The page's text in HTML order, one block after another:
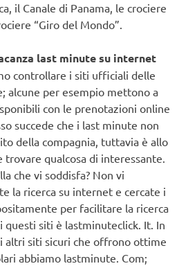
il Canale di Panama, le crociere
“Giro del Mondo”.
last minute su internet
controllare i siti ufficiali delle
alcune per esempio mettono a
con le prenotazioni online
succede che i last minute non
della compagnia, tuttavia è allo
trovare qualcosa di interessante.
che vi soddisfa? Non vi
la ricerca su internet e cercate i
per facilitare la ricerca
questi siti è lastminuteclick. It. In
altri siti sicuri che offrono ottime
abbiamo lastminute. Com;